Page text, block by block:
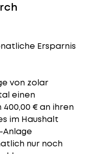
Ersparnis
von zolar
einen
€ an ihren
im Haushalt
nur noch